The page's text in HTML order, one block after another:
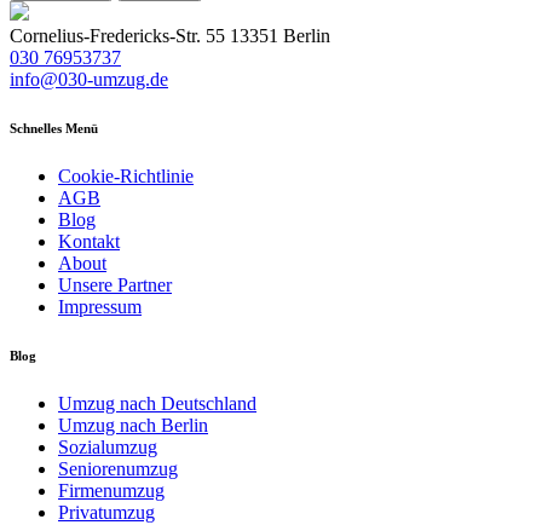
Cornelius-Fredericks-Str. 55 13351 Berlin
030 76953737
info@030-umzug.de
Schnelles Menü
Cookie-Richtlinie
AGB
Blog
Kontakt
About
Unsere Partner
Impressum
Blog
Umzug nach Deutschland
Umzug nach Berlin
Sozialumzug
Seniorenumzug
Firmenumzug
Privatumzug